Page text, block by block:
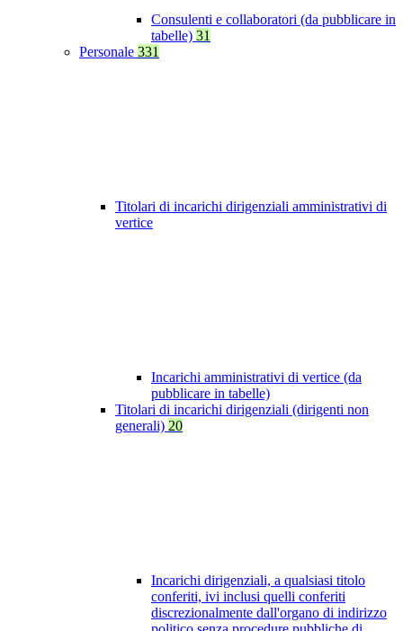
Consulenti e collaboratori (da pubblicare in
tabelle) 31
Personale 331
Titolari di incarichi dirigenziali amministrativi di
vertice
Incarichi amministrativi di vertice (da
pubblicare in tabelle)
Titolari di incarichi dirigenziali (dirigenti non
generali) 20
Incarichi dirigenziali, a qualsiasi titolo
conferiti, ivi inclusi quelli conferiti
discrezionalmente dall'organo di indirizzo